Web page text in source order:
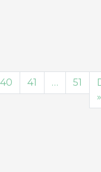
o symbolické
40 41 … 51
»